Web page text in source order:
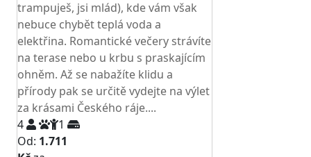
trampuješ, jsi mlád), kde vám však
nebuce chybět teplá voda a
elektřina. Romantické večery strávíte
na terase nebo u krbu s praskajícím
ohněm. Až se nabažíte klidu a
přírody pak se určitě vydejte na výlet
za krásami Českého ráje....
4
1
Od: 1.711